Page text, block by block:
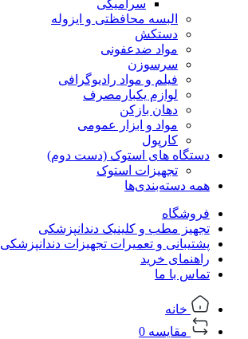
سرامیکی
البسه محافظتی و ایزوله
دستکش
مواد ضدعفونی
سرسوزن
فیلم و مواد رادیوگرافی
لوازم یکبارمصرف
دهان بازکن
مواد و ابزار عمومی
کارپول
دستگاه های استوک (دست دوم)
تجهیزات استوک
همه دسته‌بندی‌ها
فروشگاه
تجهیز مطب و کلینیک دندانپزشکی
پشتیبانی و تعمیرات تجهیزات دندانپزشکی
راهنمای خرید
تماس با ما
خانه
مقایسه 0